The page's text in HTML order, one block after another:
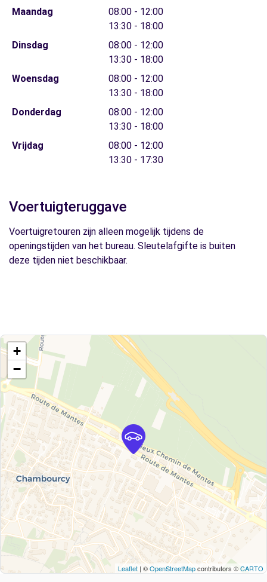
Maandag
08:00 - 12:00
13:30 - 18:00
Dinsdag
08:00 - 12:00
13:30 - 18:00
Woensdag
08:00 - 12:00
13:30 - 18:00
Donderdag
08:00 - 12:00
13:30 - 18:00
Vrijdag
08:00 - 12:00
13:30 - 17:30
Voertuigteruggave
Voertuigretouren zijn alleen mogelijk tijdens de
openingstijden van het bureau. Sleutelafgifte is buiten
deze tijden niet beschikbaar.
+
−
Leaflet | ©OpenStreetMapcontributors ©CARTO